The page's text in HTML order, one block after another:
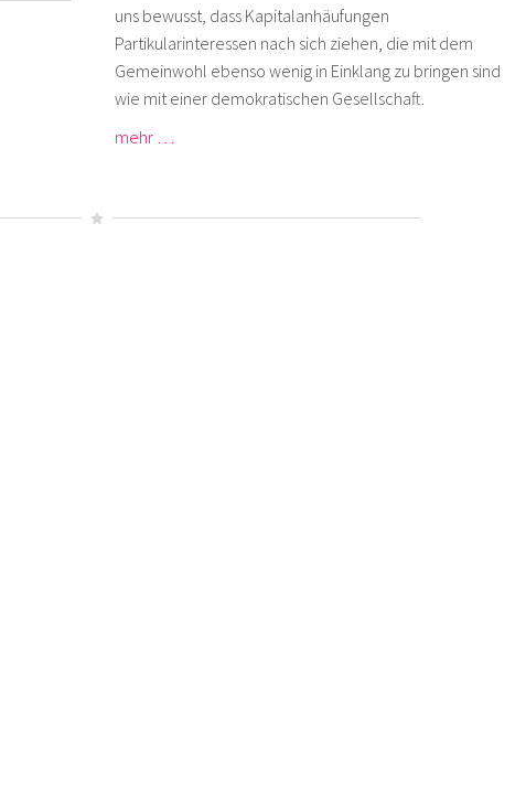
uns bewusst, dass Kapitalanhäufungen
Partikularinteressen nach sich ziehen, die mit dem
Gemeinwohl ebenso wenig in Einklang zu bringen sind
wie mit einer demokratischen Gesellschaft.
mehr …